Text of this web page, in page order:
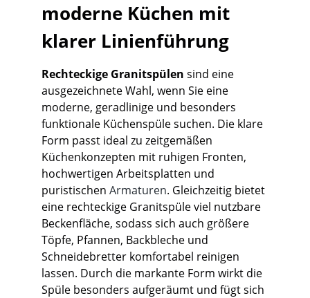
moderne Küchen mit
klarer Linienführung
Rechteckige Granitspülen sind eine
ausgezeichnete Wahl, wenn Sie eine
moderne, geradlinige und besonders
funktionale Küchenspüle suchen. Die klare
Form passt ideal zu zeitgemäßen
Küchenkonzepten mit ruhigen Fronten,
hochwertigen Arbeitsplatten und
puristischen Armaturen. Gleichzeitig bietet
eine rechteckige Granitspüle viel nutzbare
Beckenfläche, sodass sich auch größere
Töpfe, Pfannen, Backbleche und
Schneidebretter komfortabel reinigen
lassen. Durch die markante Form wirkt die
Spüle besonders aufgeräumt und fügt sich